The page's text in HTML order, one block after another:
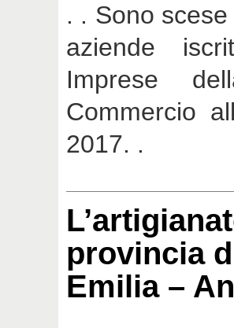
. . Sono
aziende
Imprese
Commercio
2017. .
provincia
Emilia –